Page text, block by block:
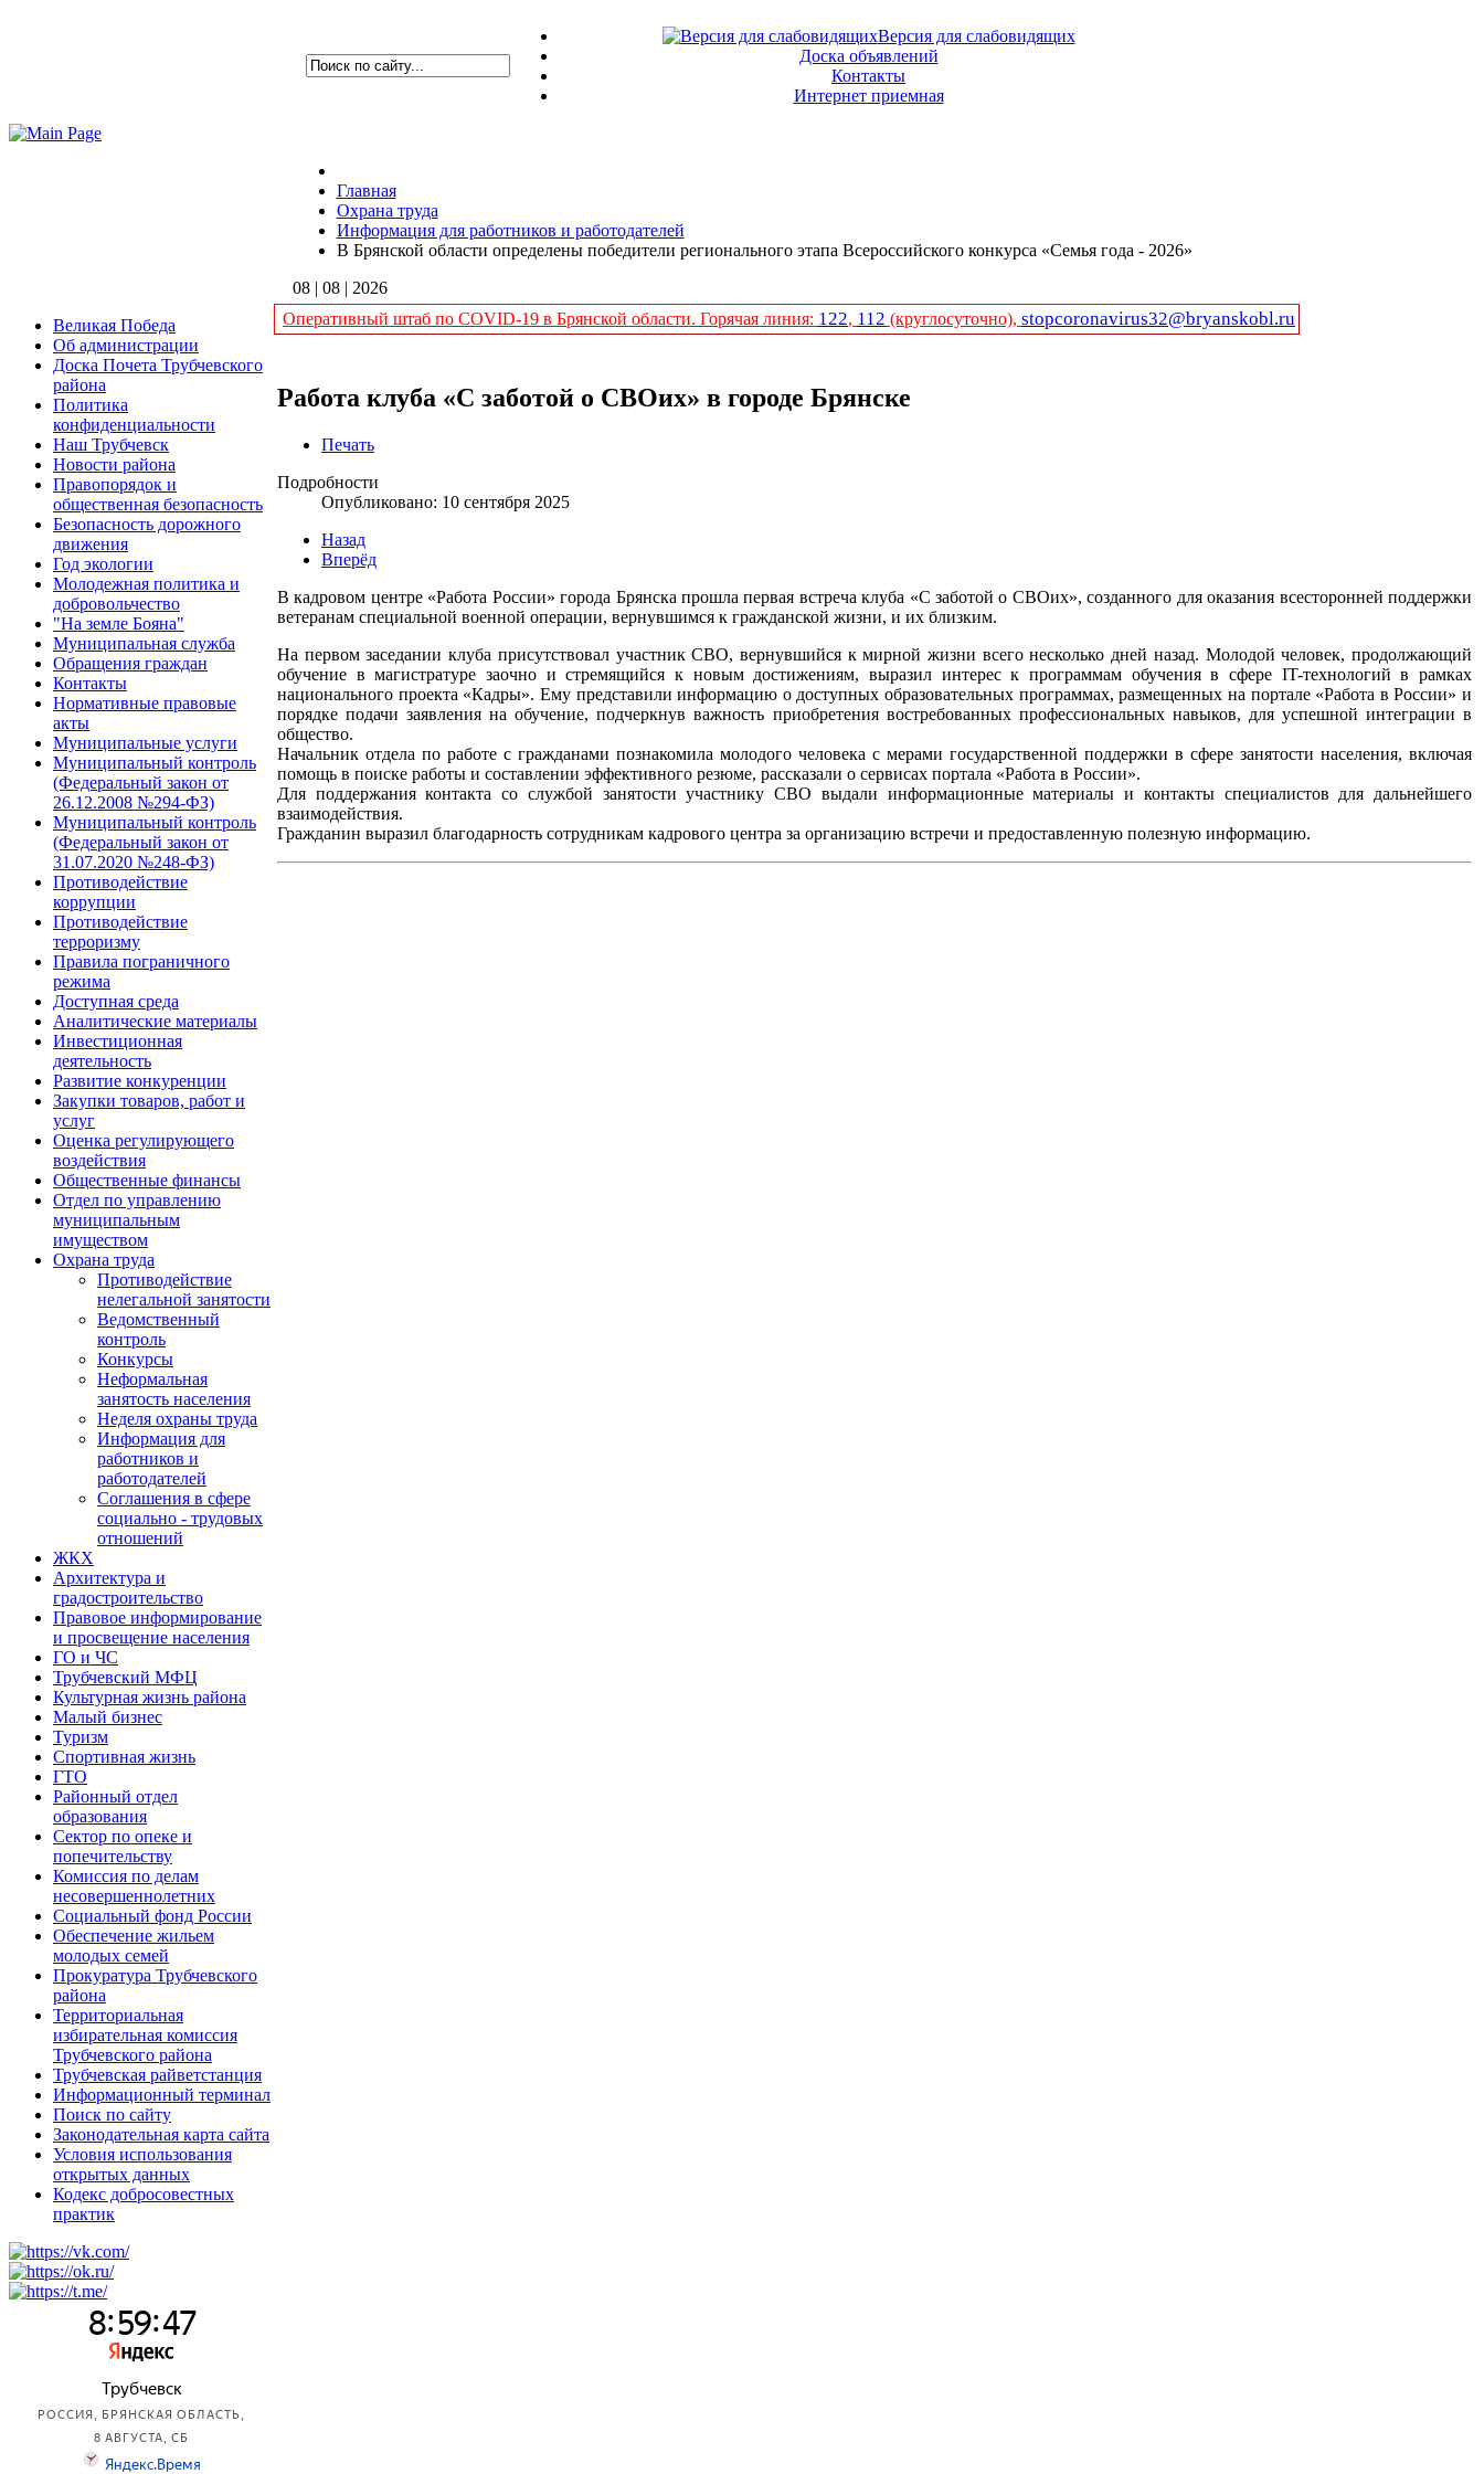
Версия для слабовидящих
Доска объявлений
Контакты
Интернет приемная
Главная
Охрана труда
Информация для работников и работодателей
В Брянской области определены победители регионального этапа Всероссийского конкурса «Семья года - 2026»
08 | 08 | 2026
Великая Победа
Об администрации
Доска Почета Трубчевского
района
Политика
конфиденциальности
Наш Трубчевск
Новости района
Правопорядок и
общественная безопасность
Безопасность дорожного
движения
Год экологии
Молодежная политика и
добровольчество
"На земле Бояна"
Муниципальная служба
Обращения граждан
Контакты
Нормативные правовые
акты
Муниципальные услуги
Муниципальный контроль
(Федеральный закон от
26.12.2008 №294-ФЗ)
Муниципальный контроль
(Федеральный закон от
31.07.2020 №248-ФЗ)
Противодействие
коррупции
Противодействие
терроризму
Правила пограничного
режима
Доступная среда
Аналитические материалы
Инвестиционная
деятельность
Развитие конкуренции
Закупки товаров, работ и
услуг
Оценка регулирующего
воздействия
Общественные финансы
Отдел по управлению
муниципальным
имуществом
Охрана труда
Противодействие
нелегальной занятости
Ведомственный
контроль
Конкурсы
Неформальная
занятость населения
Неделя охраны труда
Информация для
работников и
работодателей
Соглашения в сфере
социально - трудовых
отношений
ЖКХ
Архитектура и
градостроительство
Правовое информирование
и просвещение населения
ГО и ЧС
Трубчевский МФЦ
Культурная жизнь района
Малый бизнес
Туризм
Спортивная жизнь
ГТО
Районный отдел
образования
Сектор по опеке и
попечительству
Комиссия по делам
несовершеннолетних
Социальный фонд России
Обеспечение жильем
молодых семей
Прокуратура Трубчевского
района
Территориальная
избирательная комиссия
Трубчевского района
Трубчевская райветстанция
Информационный терминал
Поиск по сайту
Законодательная карта сайта
Условия использования
открытых данных
Кодекс добросовестных
практик
Оперативный штаб по COVID-19 в Брянской области. Горячая линия: 122, 112 (круглосуточно), stopcoronavirus32@bryanskobl.ru
Работа клуба «С заботой о СВОих» в городе Брянске
Печать
Подробности
Опубликовано: 10 сентября 2025
Назад
Вперёд
В кадровом центре «Работа России» города Брянска прошла первая встреча клуба «С заботой о СВОих», созданного для оказания всесторонней поддержки
ветеранам специальной военной операции, вернувшимся к гражданской жизни, и их близким.
На первом заседании клуба присутствовал участник СВО, вернувшийся к мирной жизни всего несколько дней назад. Молодой человек, продолжающий
обучение в магистратуре заочно и стремящийся к новым достижениям, выразил интерес к программам обучения в сфере IT-технологий в рамках
национального проекта «Кадры». Ему представили информацию о доступных образовательных программах, размещенных на портале «Работа в России» и
порядке подачи заявления на обучение, подчеркнув важность приобретения востребованных профессиональных навыков, для успешной интеграции в
общество.
Начальник отдела по работе с гражданами познакомила молодого человека с мерами государственной поддержки в сфере занятости населения, включая
помощь в поиске работы и составлении эффективного резюме, рассказали о сервисах портала «Работа в России».
Для поддержания контакта со службой занятости участнику СВО выдали информационные материалы и контакты специалистов для дальнейшего
взаимодействия.
Гражданин выразил благодарность сотрудникам кадрового центра за организацию встречи и предоставленную полезную информацию.